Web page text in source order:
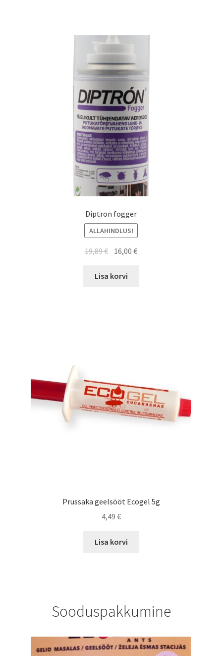
Diptron fogger
ALLAHINDLUS!
19,89€ 16,00€
Lisa korvi
Prussaka geelsööt Ecogel 5g
4,49 €
Lisa korvi
Sooduspakkumine